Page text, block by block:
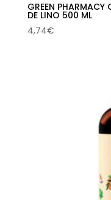
GREEN PHARMACY
DE LINO 500 ML
4,74€